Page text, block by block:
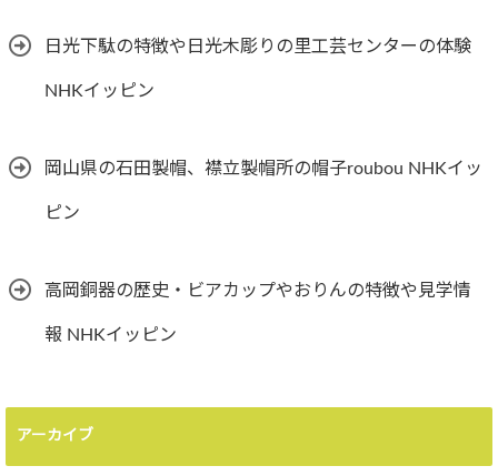
日光下駄の特徴や日光木彫りの里工芸センターの体験
NHKイッピン
岡山県の石田製帽、襟立製帽所の帽子roubou NHKイッ
ピン
高岡銅器の歴史・ビアカップやおりんの特徴や見学情
報 NHKイッピン
アーカイブ